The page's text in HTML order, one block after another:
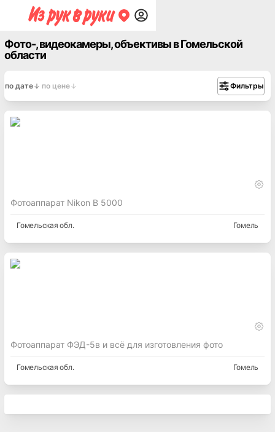
Фото-, видеокамеры, объективы в Гомельской
области
по дате по цене Фильтры
Фотоаппарат Nikon В 5000
Гомельская обл. Гомель
Фотоаппарат ФЭД-5в и всё для изготовления фото
Гомельская обл. Гомель